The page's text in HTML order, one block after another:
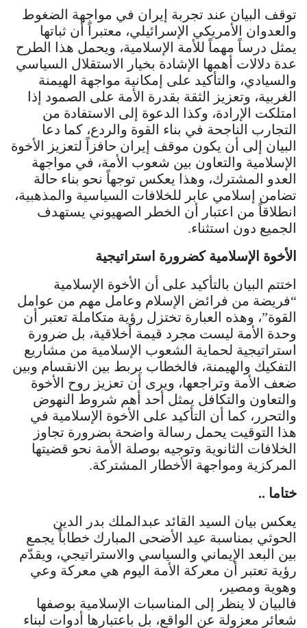
توقف البيان عند تجربة إيران في مواجهة الضغوط
والعدوان الأمريكي الإسرائيلي، معتبراً أن ثباتها
يمثل درساً مهماً للأمة الإسلامية، ويحمل هذا الطرح
عدة دلالات أهمها الإشادة بخيار الاستقلال السياسي
والسيادي، والتأكيد على إمكانية مواجهة الهيمنة
الغربية، وتعزيز الثقة بقدرة الأمة على الصمود إذا
امتلكت الإرادة، وكذا الدعوة إلى الاستفادة من
التجارب الناجحة في بناء القوة والردع، كما دعا
البيان إلى أن يكون موقف إيران حافزاً لتعزيز الأخوة
الإسلامية والتعاون بين شعوب الأمة، في مواجهة
العدو المشترك، وهذا يعكس توجهاً نحو بناء حالة
تضامن إسلامي عابر للخلافات السياسية والمذهبية،
انطلاقاً من اعتبار أن الخطر الصهيوني يستهدف
الجميع دون استثناء.
الأخوة الإسلامية كضرورة استراتيجية
اختتم البيان بالتأكيد على أن الأخوة الإسلامية
“فريضة من فرائض الإسلام وعامل مهم من عوامل
القوة”، وهذه العبارة تختزل رؤية متكاملة تعتبر أن
وحدة الأمة ليست مجرد قيمة أخلاقية، بل ضرورة
استراتيجية لحماية الشعوب الإسلامية من مشاريع
التفكيك والهيمنة، فالخطاب يربط بين الانقسام وبين
ضعف الأمة وتراجعها، ويرى أن تعزيز روح الأخوة
والتعاون والتكافل يمثل أحد أهم شروط النهوض
والتحرر، كما أن التأكيد على الأخوة الإسلامية في
هذا التوقيت يحمل رسالة واضحة بضرورة تجاوز
الخلافات الثانوية وتوجيه بوصلة الأمة نحو قضيتها
المركزية ومواجهة الأخطار المشتركة.
ختاما ..
يعكس بيان السيد القائد عبدالملك بدر الدين
الحوثي بمناسبة عيد الأضحى المبارك خطاباً يجمع
بين البعد الإيماني والسياسي والاستراتيجي، ويقدّم
رؤية تعتبر أن معركة الأمة اليوم هي معركة وعي
وهوية ومصير،
فالبيان لا ينظر إلى المناسبات الإسلامية بوصفها
شعائر معزولة عن الواقع، بل باعتبارها أدوات لبناء